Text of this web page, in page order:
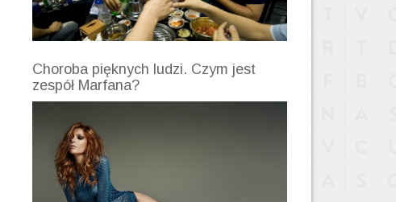
Choroba pięknych ludzi. Czym jest
zespół Marfana?